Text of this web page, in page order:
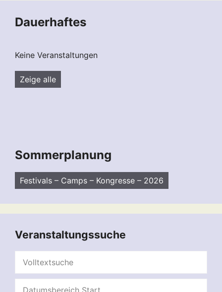
Dauerhaftes
Keine Veranstaltungen
Zeige alle
Sommerplanung
Festivals – Camps – Kongresse – 2026
Veranstaltungssuche